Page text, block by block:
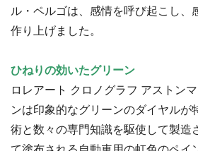
ル・ペルゴは、感情を呼び起こし、
作り上げました。
ひねりの効いたグリーン
ロレアート クロノグラフ アストン
ンは印象的なグリーンのダイヤルが
術と数々の専門知識を駆使して製造